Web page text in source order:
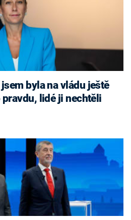
byla na vládu ještě
lidé ji nechtěli